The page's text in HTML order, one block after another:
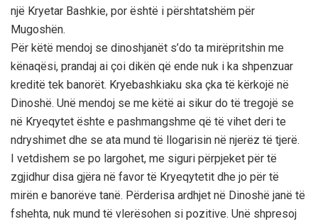
një Kryetar Bashkie, por është i përshtatshëm për
Mugoshën.
Për këtë mendoj se dinoshjanët s’do ta mirëpritshin me
kënaqësi, prandaj ai çoi dikën që ende nuk i ka shpenzuar
kreditë tek banorët. Kryebashkiaku ska çka të kërkojë në
Dinoshë. Unë mendoj se me këtë ai sikur do të tregojë se
në Kryeqytet ështe e pashmangshme që të vihet deri te
ndryshimet dhe se ata mund të llogarisin në njerëz të tjerë.
I vetdishem se po largohet, me siguri përpjeket për të
zgjidhur disa gjëra në favor të Kryeqytetit dhe jo për të
mirën e banorëve tanë. Përderisa ardhjet në Dinoshë janë të
fshehta, nuk mund të vlerësohen si pozitive. Unë shpresoj